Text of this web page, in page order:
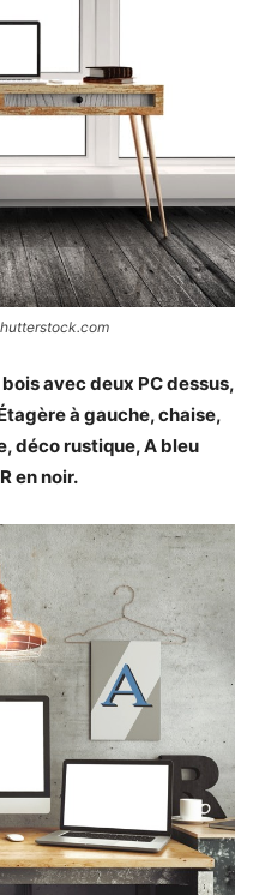
avec deux PC dessus,
à gauche, chaise,
déco rustique, A bleu
en noir.